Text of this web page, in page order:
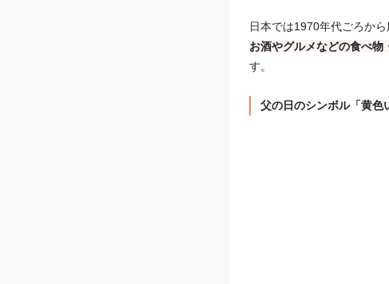
日本では1970年代ごろか
お酒やグルメなどの食べ
す。
父の日のシンボル「黄色